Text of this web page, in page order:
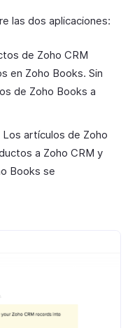
las dos aplicaciones:
de Zoho CRM
en Zoho Books. Sin
de Zoho Books a
Los artículos de Zoho
a Zoho CRM y
Books se